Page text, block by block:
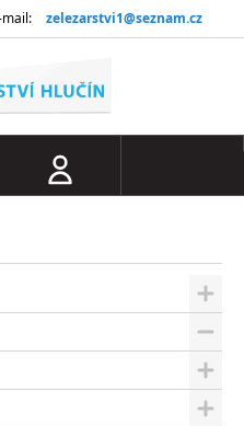
mail: zelezarstvi1@seznam.cz